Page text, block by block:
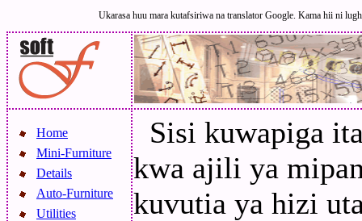
Ukarasa huu mara kutafsiriwa na translator Google. Kama hii ni
Home
Mini-Furniture
Details
Auto-Furniture
Utilities
Sisi kuwapiga
kwa ajili ya
kuvutia ya hizi